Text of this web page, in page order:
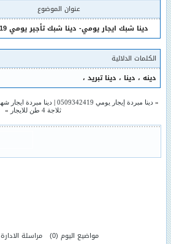
عنوان الموضوع
دينا شبك ايجار يومي- دينا شبك تأجير يومي 0509342419
الكلمات الدلالية
دينه ، دينا ، دينا تبريد ،
« دينا مبردة إيجار يومي 0509342419 |
ثلاجة 4 طن للايجار
»
مراسلة الادارة مواضيع اليوم (0)